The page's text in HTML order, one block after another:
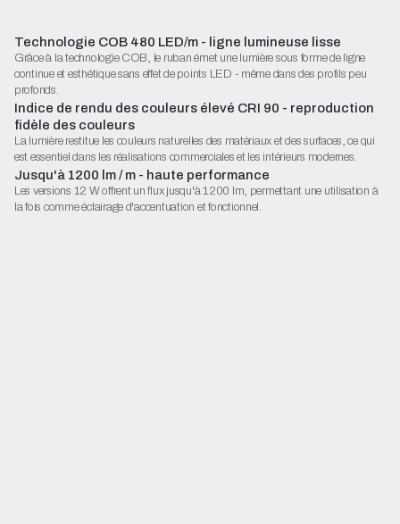
fonctionnelles.
Déclaration de conformité
Commencez la configuration
Technologie COB 480 LED/m - ligne lumineuse lisse
Grâce à la technologie COB, le ruban émet une lumière sous forme de ligne
continue et esthétique sans effet de points LED - même dans des profils peu
profonds.
Indice de rendu des couleurs élevé CRI 90 - reproduction
fidèle des couleurs
La lumière restitue les couleurs naturelles des matériaux et des surfaces, ce qui
est essentiel dans les réalisations commerciales et les intérieurs modernes.
Jusqu'à 1200 lm / m - haute performance
Les versions 12 W offrent un flux jusqu'à 1200 lm, permettant une utilisation à
la fois comme éclairage d'accentuation et fonctionnel.